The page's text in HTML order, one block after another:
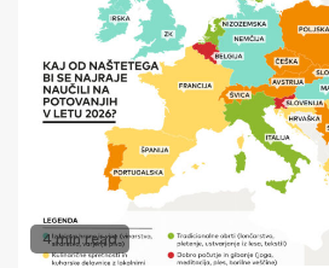
4 min read